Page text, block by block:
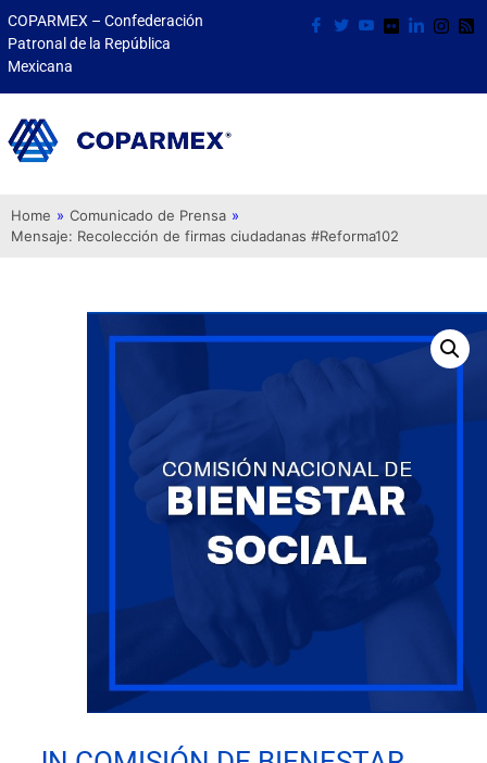
COPARMEX – Confederación
Patronal de la República
Mexicana
Home » Comunicado de Prensa »
Mensaje: Recolección de firmas ciudadanas #Reforma102